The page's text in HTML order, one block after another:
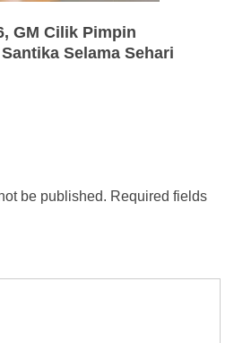
GM Cilik Pimpin
Selama Sehari
be published. Required fields